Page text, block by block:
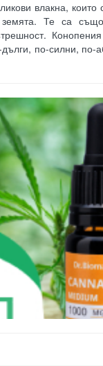
влакна, които
земята. Те са
дълги, по-силни, по-